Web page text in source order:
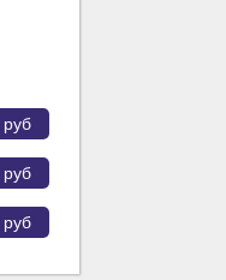
руб
руб
руб